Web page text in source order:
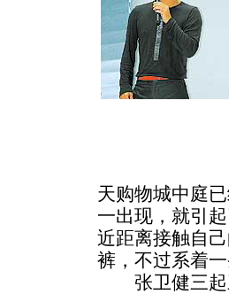
天购物城中庭
一出现，就引
近距离接触自
裤，不过系着
张卫健三起